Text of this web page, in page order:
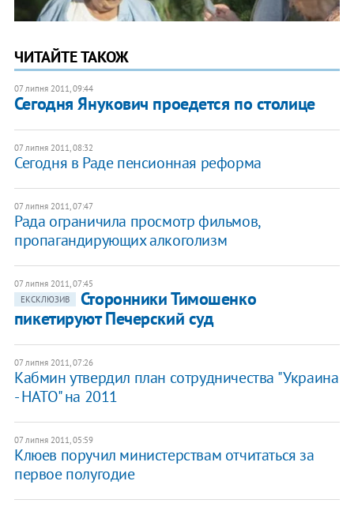
ЧИТАЙТЕ ТАКОЖ
07 липня 2011, 09:44
​Сегодня Янукович проедется по столице
07 липня 2011, 08:32
Сегодня в Раде пенсионная реформа
07 липня 2011, 07:47
Рада ограничила просмотр фильмов,
пропагандирующих алкоголизм
07 липня 2011, 07:45
ЕКСКЛЮЗИВ
Сторонники Тимошенко
пикетируют Печерский суд
07 липня 2011, 07:26
Кабмин утвердил план сотрудничества "Украина
- НАТО" на 2011
07 липня 2011, 05:59
Клюев поручил министерствам отчитаться за
первое полугодие